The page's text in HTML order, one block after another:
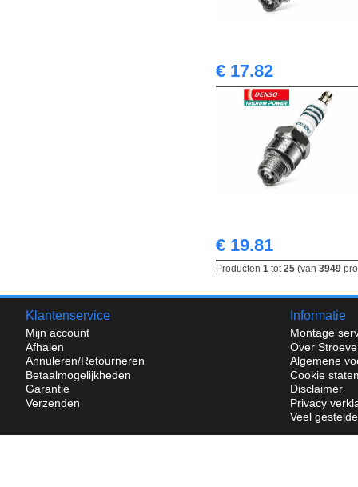
€ 17.82
€ 19.81
Producten 1 tot 25 (van 3949
Klantenservice
Mijn account
Afhalen
Annuleren/Retourneren
Betaalmogelijkheden
Garantie
Verzenden
Informatie
Montage
Over
Algemene
Cookie
Disclaimer
Privacy
Veel